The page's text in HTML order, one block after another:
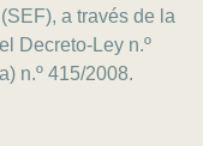
a través de la
Decreto-Ley n.º
n.º 415/2008.